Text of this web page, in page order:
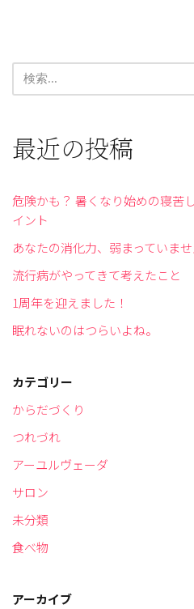
最近の投稿
危険かも？ 暑くなり始めの寝苦
イント
あなたの消化力、弱まっていませ
流行病がやってきて考えたこと
1周年を迎えました！
眠れないのはつらいよね。
カテゴリー
からだづくり
つれづれ
アーユルヴェーダ
サロン
未分類
食べ物
アーカイブ